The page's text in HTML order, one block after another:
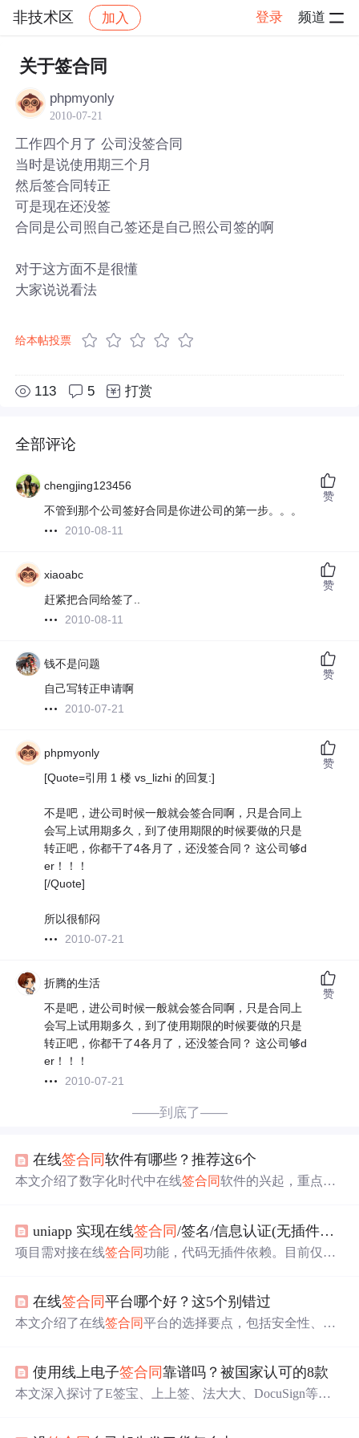
非技术区 加入 登录 频道
社区 非技术区
关于签合同
phpmyonly
2010-07-21
工作四个月了 公司没签合同
当时是说使用期三个月
然后签合同转正
可是现在还没签
合同是公司照自己签还是自己照公司签的啊
对于这方面不是很懂
大家说说看法
给本帖投票
113 5 打赏
全部评论
chengjing123456
不管到那个公司签好合同是你进公司的第一步。。。
2010-08-11
赞
xiaoabc
赶紧把合同给签了..
2010-08-11
赞
钱不是问题
自己写转正申请啊
2010-07-21
赞
phpmyonly
[Quote=引用 1 楼 vs_lizhi 的回复:]
不是吧，进公司时候一般就会签合同啊，只是合同上
会写上试用期多久，到了使用期限的时候要做的只是
转正吧，你都干了4各月了，还没签合同？ 这公司够d
er！！！
[/Quote]
所以很郁闷
2010-07-21
赞
折腾的生活
不是吧，进公司时候一般就会签合同啊，只是合同上
会写上试用期多久，到了使用期限的时候要做的只是
转正吧，你都干了4各月了，还没签合同？ 这公司够d
er！！！
2010-07-21
赞
——到底了——
在线签合同软件有哪些？推荐这6个
本文介绍了数字化时代中在线签合同软件的兴起，重点推
在线签合同软件的关键因素。
uniapp 实现在线签合同/签名/信息认证(无插件依赖)
项目需对接在线签合同功能，代码无插件依赖。目前仅测
以弹窗形式呈现，签名页需将接口改成自己的，避免报
错。
在线签合同平台哪个好？这5个别错过
本文介绍了在线签合同平台的选择要点，包括安全性、功
选择最适合的电子签名和合同管理工具。
使用线上电子签合同靠谱吗？被国家认可的8款
本文深入探讨了E签宝、上上签、法大大、DocuSign等国